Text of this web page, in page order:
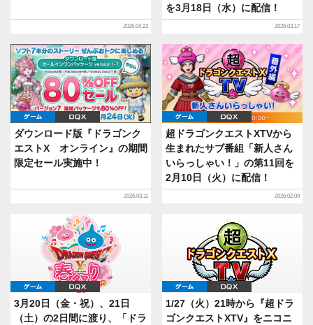
2026.04.22
を3月18日（水）に配信！
2026.03.17
ゲーム DQX
ダウンロード版『ドラゴンク
エストX オンライン』の期間
限定セール実施中！
2026.03.11
ゲーム DQX
超ドラゴンクエストXTVから
生まれたサブ番組「新人さん
いらっしゃい！」の第11回を
2月10日（火）に配信！
2026.02.09
ゲーム DQX
3月20日（金・祝）、21日
（土）の2日間に渡り、「ドラ
ゲーム
1/27（火）21時から『超ドラ
ゴンクエストXTV』をニコニ